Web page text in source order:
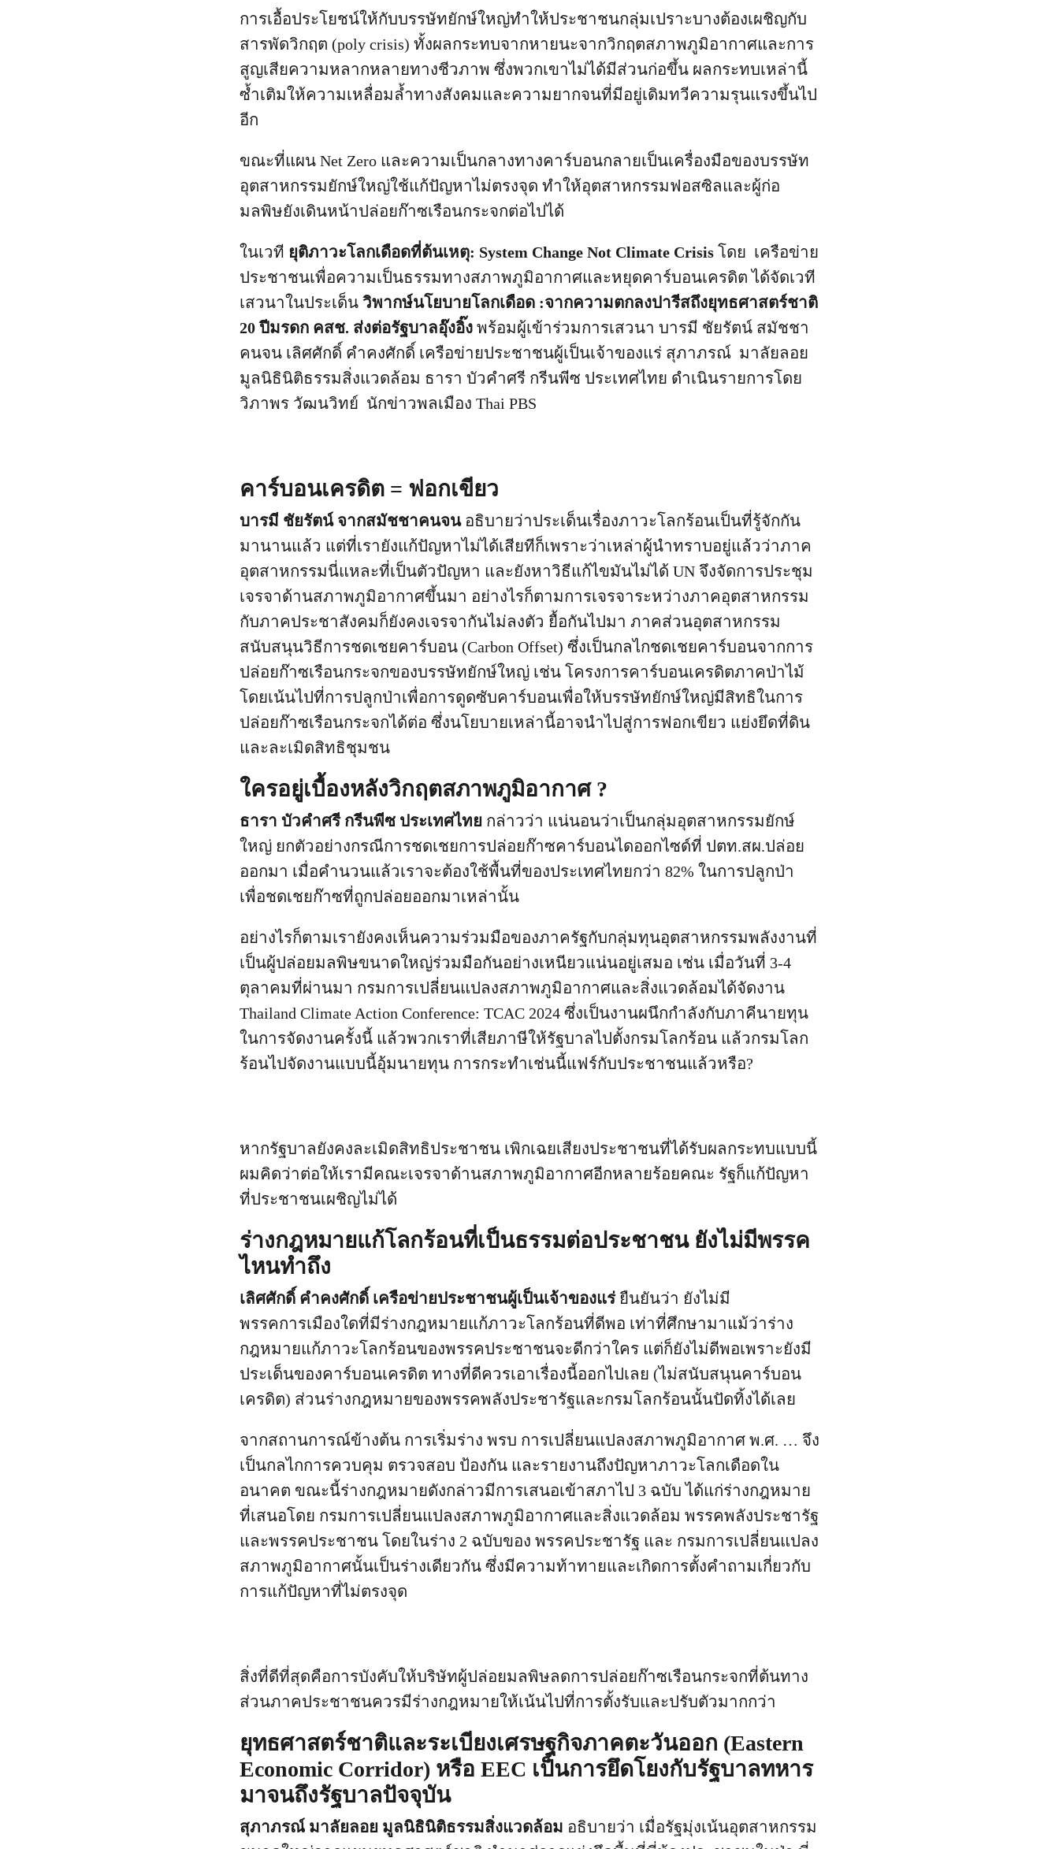
การเอื้อประโยชน์ให้กับบรรษัทยักษ์ใหญ่ทำให้ประชาชนกลุ่มเปราะบางต้องเผชิญกับ
สารพัดวิกฤต (poly crisis) ทั้งผลกระทบจากหายนะจากวิกฤตสภาพภูมิอากาศและการ
สูญเสียความหลากหลายทางชีวภาพ ซึ่งพวกเขาไม่ได้มีส่วนก่อขึ้น ผลกระทบเหล่านี้
ซ้ำเติมให้ความเหลื่อมล้ำทางสังคมและความยากจนที่มีอยู่เดิมทวีความรุนแรงขึ้นไป
อีก
ขณะที่แผน Net Zero และความเป็นกลางทางคาร์บอนกลายเป็นเครื่องมือของบรรษัท
อุตสาหกรรมยักษ์ใหญ่ใช้แก้ปัญหาไม่ตรงจุด ทำให้อุตสาหกรรมฟอสซิลและผู้ก่อ
มลพิษยังเดินหน้าปล่อยก๊าซเรือนกระจกต่อไปได้
ในเวที ยุติภาวะโลกเดือดที่ต้นเหตุ: System Change Not Climate Crisis โดย เครือข่าย
ประชาชนเพื่อความเป็นธรรมทางสภาพภูมิอากาศและหยุดคาร์บอนเครดิต ได้จัดเวที
เสวนาในประเด็น วิพากษ์นโยบายโลกเดือด :จากความตกลงปารีสถึงยุทธศาสตร์ชาติ
20 ปีมรดก คสช. ส่งต่อรัฐบาลอุ๊งอิ๊ง พร้อมผู้เข้าร่วมการเสวนา บารมี ชัยรัตน์ สมัชชา
คนจน เลิศศักดิ์ คำคงศักดิ์ เครือข่ายประชาชนผู้เป็นเจ้าของแร่ สุภาภรณ์ มาลัยลอย
มูลนิธินิติธรรมสิ่งแวดล้อม ธารา บัวคำศรี กรีนพีซ ประเทศไทย ดำเนินรายการโดย
วิภาพร วัฒนวิทย์ นักข่าวพลเมือง Thai PBS
คาร์บอนเครดิต = ฟอกเขียว
บารมี ชัยรัตน์ จากสมัชชาคนจนอธิบายว่าประเด็นเรื่องภาวะโลกร้อนเป็นที่รู้จักกัน
มานานแล้ว แต่ที่เรายังแก้ปัญหาไม่ได้เสียทีก็เพราะว่าเหล่าผู้นำทราบอยู่แล้วว่าภาค
อุตสาหกรรมนี่แหละที่เป็นตัวปัญหา และยังหาวิธีแก้ไขมันไม่ได้ UN จึงจัดการประชุม
เจรจาด้านสภาพภูมิอากาศขึ้นมา อย่างไรก็ตามการเจรจาระหว่างภาคอุตสาหกรรม
กับภาคประชาสังคมก็ยังคงเจรจากันไม่ลงตัว ยื้อกันไปมา ภาคส่วนอุตสาหกรรม
สนับสนุนวิธีการชดเชยคาร์บอน (Carbon Offset) ซึ่งเป็นกลไกชดเชยคาร์บอนจากการ
ปล่อยก๊าซเรือนกระจกของบรรษัทยักษ์ใหญ่ เช่น โครงการคาร์บอนเครดิตภาคป่าไม้
โดยเน้นไปที่การปลูกป่าเพื่อการดูดซับคาร์บอนเพื่อให้บรรษัทยักษ์ใหญ่มีสิทธิในการ
ปล่อยก๊าซเรือนกระจกได้ต่อ ซึ่งนโยบายเหล่านี้อาจนำไปสู่การฟอกเขียว แย่งยึดที่ดิน
และละเมิดสิทธิชุมชน
ใครอยู่เบื้องหลังวิกฤตสภาพภูมิอากาศ ?
ธารา บัวคำศรี กรีนพีซ ประเทศไทย กล่าวว่า แน่นอนว่าเป็นกลุ่มอุตสาหกรรมยักษ์
ใหญ่ ยกตัวอย่างกรณีการชดเชยการปล่อยก๊าซคาร์บอนไดออกไซด์ที่ ปตท.สผ.ปล่อย
ออกมา เมื่อคำนวนแล้วเราจะต้องใช้พื้นที่ของประเทศไทยกว่า 82% ในการปลูกป่า
เพื่อชดเชยก๊าซที่ถูกปล่อยออกมาเหล่านั้น
อย่างไรก็ตามเรายังคงเห็นความร่วมมือของภาครัฐกับกลุ่มทุนอุตสาหกรรมพลังงานที่
เป็นผู้ปล่อยมลพิษขนาดใหญ่ร่วมมือกันอย่างเหนียวแน่นอยู่เสมอ เช่น เมื่อวันที่ 3-4
ตุลาคมที่ผ่านมา กรมการเปลี่ยนแปลงสภาพภูมิอากาศและสิ่งแวดล้อมได้จัดงาน
Thailand Climate Action Conference: TCAC 2024 ซึ่งเป็นงานผนึกกำลังกับภาคีนายทุน
ในการจัดงานครั้งนี้ แล้วพวกเราที่เสียภาษีให้รัฐบาลไปตั้งกรมโลกร้อน แล้วกรมโลก
ร้อนไปจัดงานแบบนี้อุ้มนายทุน การกระทำเช่นนี้แฟร์กับประชาชนแล้วหรือ?
หากรัฐบาลยังคงละเมิดสิทธิประชาชน เพิกเฉยเสียงประชาชนที่ได้รับผลกระทบแบบนี้
ผมคิดว่าต่อให้เรามีคณะเจรจาด้านสภาพภูมิอากาศอีกหลายร้อยคณะ รัฐก็แก้ปัญหา
ที่ประชาชนเผชิญไม่ได้
ร่างกฎหมายแก้โลกร้อนที่เป็นธรรมต่อประชาชน ยังไม่มีพรรค
ไหนทำถึง
เลิศศักดิ์ คำคงศักดิ์ เครือข่ายประชาชนผู้เป็นเจ้าของแร่ ยืนยันว่า ยังไม่มี
พรรคการเมืองใดที่มีร่างกฎหมายแก้ภาวะโลกร้อนที่ดีพอ เท่าที่ศึกษามาแม้ว่าร่าง
กฎหมายแก้ภาวะโลกร้อนของพรรคประชาชนจะดีกว่าใคร แต่ก็ยังไม่ดีพอเพราะยังมี
ประเด็นของคาร์บอนเครดิต ทางที่ดีควรเอาเรื่องนี้ออกไปเลย (ไม่สนับสนุนคาร์บอน
เครดิต) ส่วนร่างกฎหมายของพรรคพลังประชารัฐและกรมโลกร้อนนั้นปัดทิ้งได้เลย
จากสถานการณ์ข้างต้น การเริ่มร่าง พรบ การเปลี่ยนแปลงสภาพภูมิอากาศ พ.ศ. … จึง
เป็นกลไกการควบคุม ตรวจสอบ ป้องกัน และรายงานถึงปัญหาภาวะโลกเดือดใน
อนาคต ขณะนี้ร่างกฎหมายดังกล่าวมีการเสนอเข้าสภาไป 3 ฉบับ ได้แก่ร่างกฎหมาย
ที่เสนอโดย กรมการเปลี่ยนแปลงสภาพภูมิอากาศและสิ่งแวดล้อม พรรคพลังประชารัฐ
และพรรคประชาชน โดยในร่าง 2 ฉบับของ พรรคประชารัฐ และ กรมการเปลี่ยนแปลง
สภาพภูมิอากาศนั้นเป็นร่างเดียวกัน ซึ่งมีความท้าทายและเกิดการตั้งคำถามเกี่ยวกับ
การแก้ปัญหาที่ไม่ตรงจุด
สิ่งที่ดีที่สุดคือการบังคับให้บริษัทผู้ปล่อยมลพิษลดการปล่อยก๊าซเรือนกระจกที่ต้นทาง
ส่วนภาคประชาชนควรมีร่างกฎหมายให้เน้นไปที่การตั้งรับและปรับตัวมากกว่า
ยุทธศาสตร์ชาติและระเบียงเศรษฐกิจภาคตะวันออก (Eastern
Economic Corridor) หรือ EEC เป็นการยึดโยงกับรัฐบาลทหาร
มาจนถึงรัฐบาลปัจจุบัน
สุภาภรณ์ มาลัยลอย มูลนิธินิติธรรมสิ่งแวดล้อม อธิบายว่า เมื่อรัฐมุ่งเน้นอุตสาหกรรม